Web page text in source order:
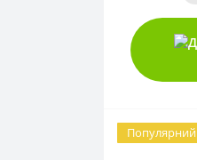
Популярний